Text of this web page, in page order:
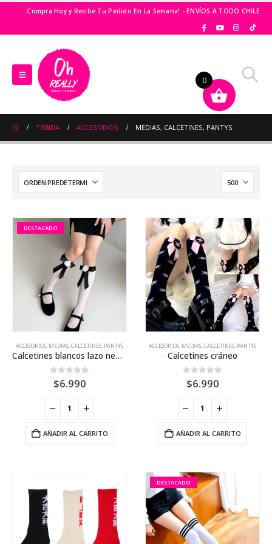
Compra Hoy y Recibe Tu Pedido En La Semana! - ENVÍOS A TODO CHILE
TIENDA ACCESORIOS MEDIAS, CALCETINES, PANTYS
DESTACADO
ACCESORIOS, MEDIAS, CALCETINES, PANTYS
Calcetines blancos lazo negro
out of 5
$6.990
AÑADIR AL CARRITO
ACCESORIOS, MEDIAS, CALCETINES, PANTYS
Calcetines cráneo
out of 5
$6.990
AÑADIR AL CARRITO
DESTACADO
0